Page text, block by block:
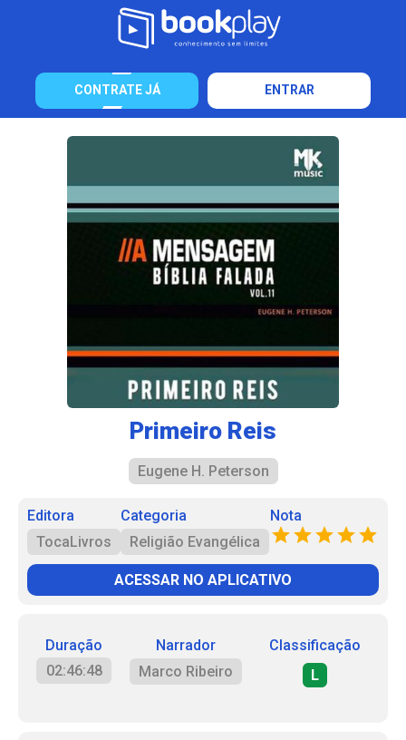
CONTRATE JÁ ENTRAR
Primeiro Reis
Eugene H. Peterson
Editora
TocaLivros
Categoria
Religião Evangélica
Nota
ACESSAR NO APLICATIVO
Duração
02:46:48
Narrador
Marco Ribeiro
Classificação
L